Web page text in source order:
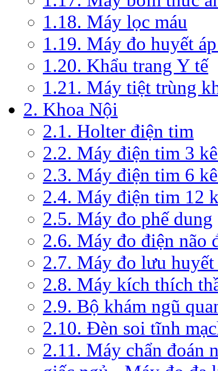
1.18. Máy lọc máu
1.19. Máy đo huyết
1.20. Khẩu trang Y tế
1.21. Máy tiệt trùng
2. Khoa Nội
2.1. Holter điện tim
2.2. Máy điện tim 3
2.3. Máy điện tim 6
2.4. Máy điện tim 12
2.5. Máy đo phế dung
2.6. Máy đo điện não
2.7. Máy đo lưu
2.8. Máy kích thích
2.9. Bộ khám ngũ
2.10. Đèn soi tĩnh
2.11. Máy chẩn đoán